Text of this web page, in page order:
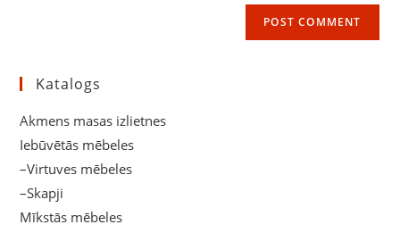
Katalogs
Akmens masas izlietnes
Iebūvētās mēbeles
–Virtuves mēbeles
–Skapji
Mīkstās mēbeles